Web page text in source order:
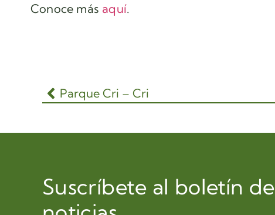
Conoce más aquí.
Parque Cri – Cri
Suscríbete al boletín de